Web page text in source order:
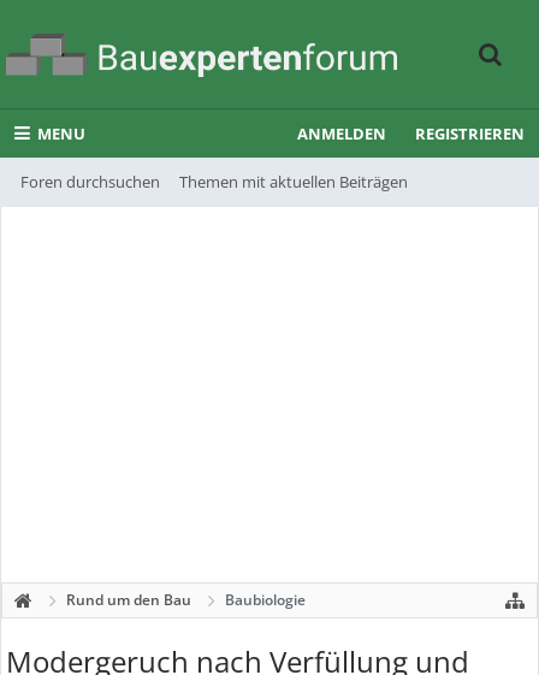
MENU
Foren durchsuchen Themen mit aktuellen Beiträgen
ANMELDEN REGISTRIEREN
Rund um den Bau Baubiologie
Modergeruch nach Verfüllung und